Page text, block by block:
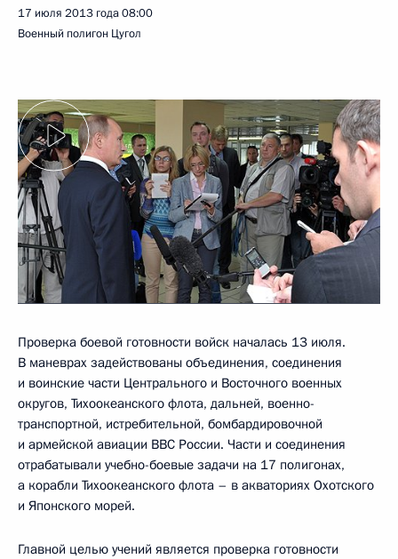
17 июля 2013 года08:00
Военный полигон Цугол
Проверка боевой готовности войск началась 13 июля.
В маневрах задействованы объединения, соединения
и воинские части Центрального и Восточного военных
округов, Тихоокеанского флота, дальней, военно-
транспортной, истребительной, бомбардировочной
и армейской авиации ВВС России. Части и соединения
отрабатывали учебно-боевые задачи на 17 полигонах,
а корабли Тихоокеанского флота – в акваториях Охотского
и Японского морей.
Главной целью учений является проверка готовности